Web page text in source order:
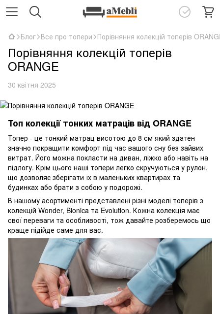
Блог Все про топери Порівняння колекцій топерів
Порівняння колекцій топерів
ORANGE
30 квітня 2025
Топ колекції тонких матраців від ORANGE
Топер - це тонкий матрац висотою до 8 см який здатен
значно покращити комфорт під час вашого сну без зайвих
витрат. Його можна покласти на диван, ліжко або навіть на
підлогу. Крім цього наші топери легко скручуються у рулон,
що дозволяє зберігати їх в маленьких квартирах та
будинках або брати з собою у подорожі.
В нашому асортименті представлені різні моделі топерів з
колекцій Wonder, Bionica та Evolution. Кожна колекція має
свої переваги та особливості, тож давайте розберемось що
краще підійде саме для вас.